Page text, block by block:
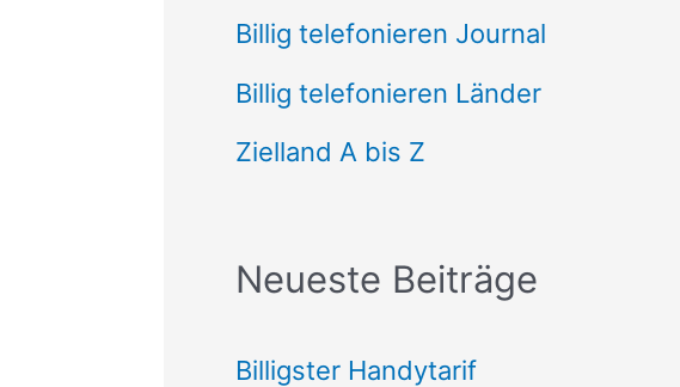
e
n
n
h
Billig telefonieren Journal
Billig telefonieren Länder
Zielland A bis Z
Neueste Beiträge
Billigster Handytarif